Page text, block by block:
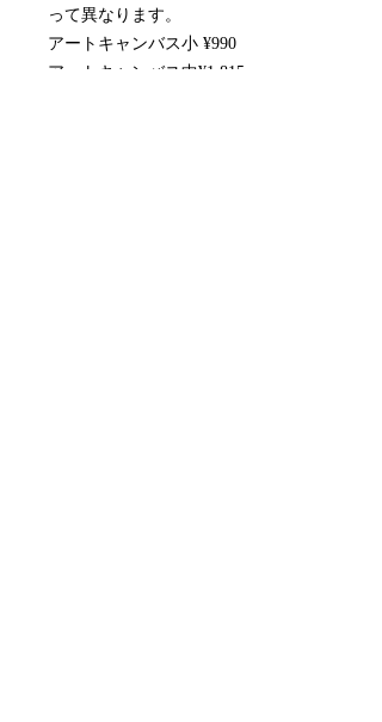
って異なります。
アートキャンバス小 ¥990
アートキャンバス中¥1,815